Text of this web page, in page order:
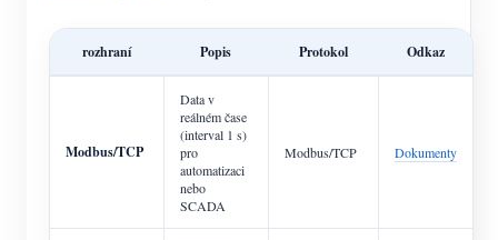
rozhraní Popis Protokol Odkaz
Modbus/TCP
Data v
reálném čase
(interval 1 s)
pro
automatizaci
nebo
SCADA
Modbus/TCP Dokumenty